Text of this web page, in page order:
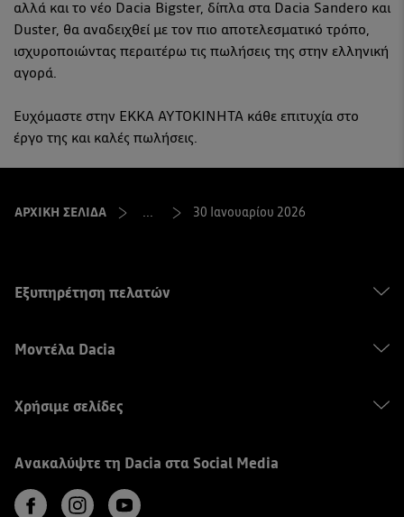
αλλά και το νέο Dacia Bigster, δίπλα στα Dacia Sandero και
Duster, θα αναδειχθεί με τον πιο αποτελεσματικό τρόπο,
ισχυροποιώντας περαιτέρω τις πωλήσεις της στην ελληνική
αγορά.
Ευχόμαστε στην ΕΚΚΑ ΑΥΤΟΚΙΝΗΤΑ κάθε επιτυχία στο
έργο της και καλές πωλήσεις.